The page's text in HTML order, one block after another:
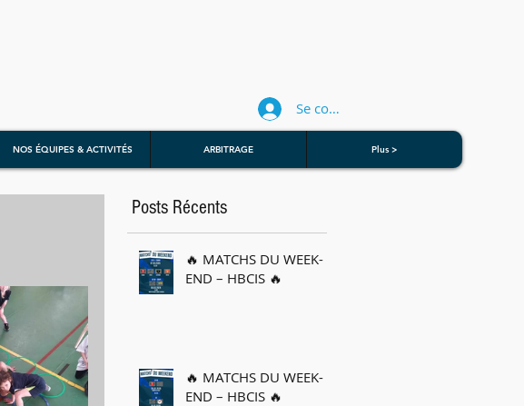
Se connecter
NOS ÉQUIPES & ACTIVITÉS ARBITRAGE Plus >
Posts Récents
🔥 MATCHS DU WEEK-
END – HBCIS 🔥
🔥 MATCHS DU WEEK-
END – HBCIS 🔥